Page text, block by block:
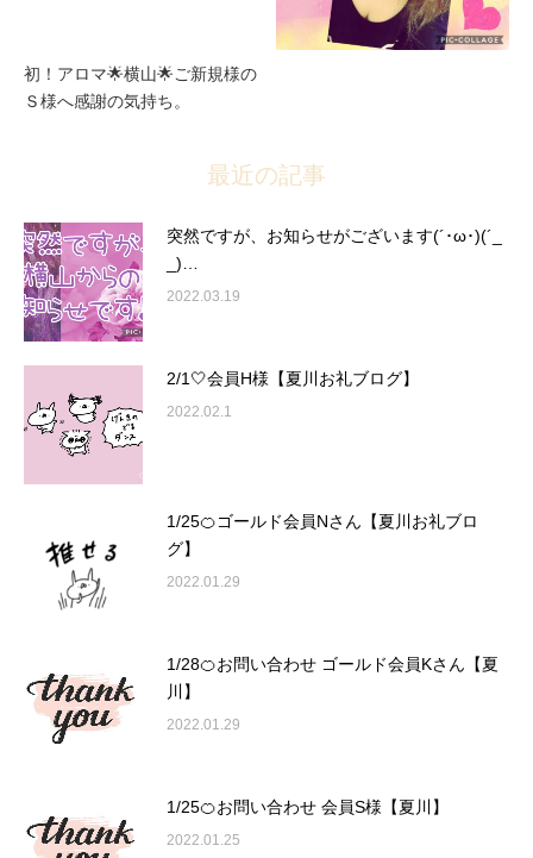
初！アロマ🌟横山🌟ご新規様の
Ｓ様へ感謝の気持ち。
最近の記事
突然ですが、お知らせがございます(´･ω･)(´_
_)…
2022.03.19
2/1🤍会員H様【夏川お礼ブログ】
2022.02.1
1/25🍊ゴールド会員Nさん【夏川お礼ブロ
グ】
2022.01.29
1/28🍊お問い合わせ ゴールド会員Kさん【夏
川】
2022.01.29
1/25🍊お問い合わせ 会員S様【夏川】
2022.01.25